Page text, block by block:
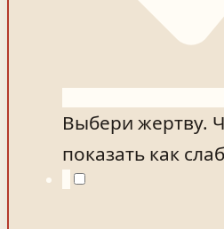
Выбери жертву.
показать как